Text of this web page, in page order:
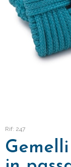
Rif: 247